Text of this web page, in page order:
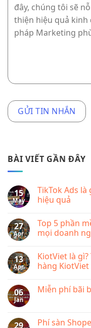
BÀI VIẾT GẦN ĐÂY
15
May
TikTok Ads
hiệu quả
on
TikTok
Ads
Hướng
dẫn
chạy
hiệu
27
Apr
Top 5 phần
mọi doanh
on
Top
5
mềm
tính
cho
13
Apr
KiotViet là
hàng KiotViet
Comments
on
hiểu
06
Jan
Miễn phí bãi
Miễn
phí
29
Phí sàn